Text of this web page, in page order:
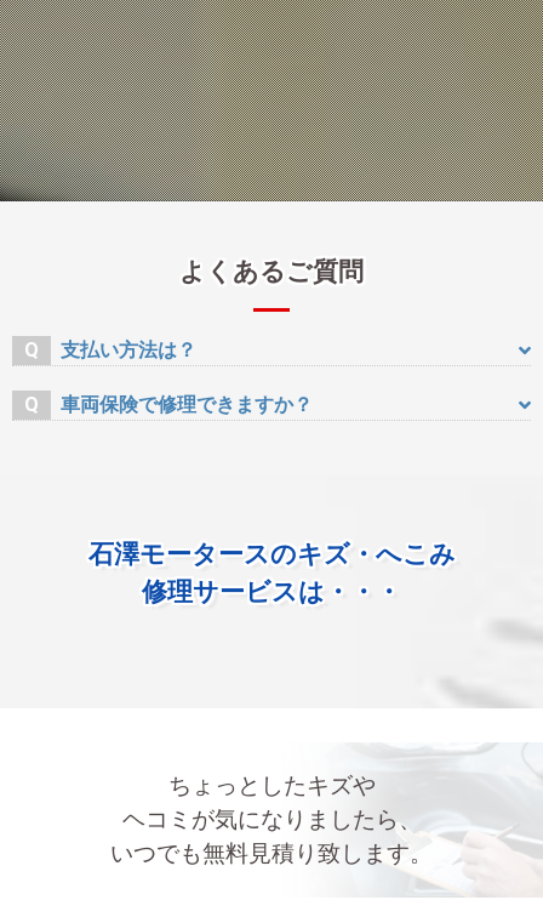
よくあるご質問
Q 支払い方法は？
現金、ローン、PayPay、各種クレジットカードをご利用
Q 車両保険で修理できますか？
石澤モータースのキズ・へこみ
修理サービスは・・・
ちょっとしたキズや
ヘコミが気になりましたら、
いつでも無料見積り致します。